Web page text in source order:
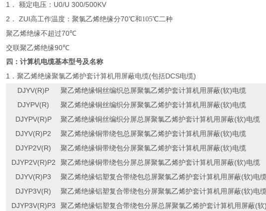
1 ． 额定电压： U0/U 300/500KV
2 ． ZUI高工作温度：聚氯乙烯绝缘分70℃和105℃二种
聚乙烯绝缘不超过70℃
交联聚乙烯绝缘90℃
四：计算机电缆基本型号及名称
1 ．聚乙烯绝缘聚氯乙烯护套计算机用屏蔽电缆(包括DCS电缆)
DJYV(R)P
聚乙烯绝缘铜丝编织总屏聚氯乙烯护套计算机用屏蔽(软)电缆
DJYPV(R) 聚乙烯绝缘铜丝编织分屏聚氯乙烯护套计算机用屏蔽(软)电缆
DJYPV(R)P 聚乙烯绝缘铜丝编织分屏总屏聚氯乙烯护套计算机用屏蔽(软)电缆
DJYV(R)P2 聚乙烯绝缘铜带绕包总屏聚氯乙烯护套计算机用屏蔽(软)电缆
DJYP2V(R) 聚乙烯绝缘铜带绕包分屏聚氯乙烯护套计算机用屏蔽(软)电缆
DJYP2V(R)P2 聚乙烯绝缘铜带绕包分屏总屏聚氯乙烯护套计算机用屏蔽(软)电缆
DJYV(R)P3 聚乙烯绝缘铝塑复合带绕包总屏聚氯乙烯护套计算机用屏蔽(软)电
DJYP3V(R) 聚乙烯绝缘铝塑复合带绕包分屏聚氯乙烯护套计算机用屏蔽(软)电
DJYP3V(R)P3 聚乙烯绝缘铝塑复合带绕包分屏总屏聚氯乙烯护套计算机用屏蔽(软